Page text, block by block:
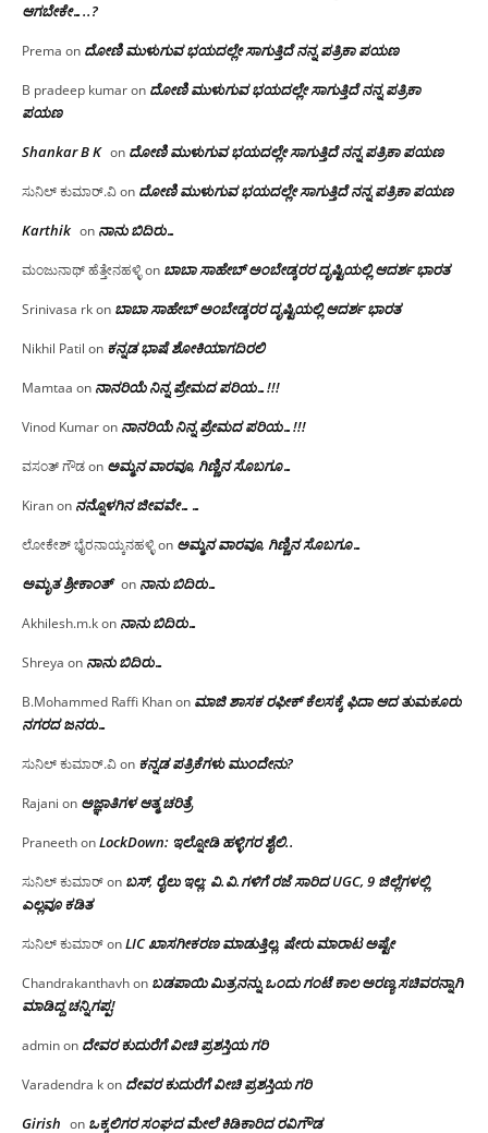
ಆಗಬೇಕೇ…..?‌
Prema on ದೋಣಿ ಮುಳುಗುವ ಭಯದಲ್ಲೇ ಸಾಗುತ್ತಿದೆ ನನ್ನ ಪತ್ರಿಕಾ ಪಯಣ
B pradeep kumaron ದೋಣಿ ಮುಳುಗುವ ಭಯದಲ್ಲೇ ಸಾಗುತ್ತಿದೆ ನನ್ನ ಪತ್ರಿಕಾ
ಪಯಣ
Shankar B K on ದೋಣಿ ಮುಳುಗುವ ಭಯದಲ್ಲೇ ಸಾಗುತ್ತಿದೆ ನನ್ನ ಪತ್ರಿಕಾ ಪಯಣ
ಸುನಿಲ್ ಕುಮಾರ್.ವಿon ದೋಣಿ ಮುಳುಗುವ ಭಯದಲ್ಲೇ ಸಾಗುತ್ತಿದೆ ನನ್ನ ಪತ್ರಿಕಾ ಪಯಣ
Karthik on ನಾನು ಬಿದಿರು…
ಮಂಜುನಾಥ್ ಹೆತ್ತೇನಹಳ್ಳಿon ಬಾಬಾ ಸಾಹೇಬ್ ಅಂಬೇಡ್ಕರರ ದೃಷ್ಟಿಯಲ್ಲಿ ಆದರ್ಶ ಭಾರತ
Srinivasa rkon ಬಾಬಾ ಸಾಹೇಬ್ ಅಂಬೇಡ್ಕರರ ದೃಷ್ಟಿಯಲ್ಲಿ ಆದರ್ಶ ಭಾರತ
Nikhil Patil on ಕನ್ನಡ ಭಾಷೆ ಶೋಕಿಯಾಗದಿರಲಿ
Mamtaa on ನಾನರಿಯೆ ನಿನ್ನ ಪ್ರೇಮದ ಪರಿಯ…!!!
Vinod Kumaron ನಾನರಿಯೆ ನಿನ್ನ ಪ್ರೇಮದ ಪರಿಯ…!!!
ವಸಂತ್ ಗೌಡon ಅಮ್ಮನ ವಾರವೂ, ಗಿಣ್ಣಿನ ಸೊಬಗೂ…
Kiranon ನನ್ನೊಳಗಿನ ಜೀವವೇ……
ಲೋಕೇಶ್ ಭೈರನಾಯ್ಕನಹಳ್ಳಿon ಅಮ್ಮನ ವಾರವೂ, ಗಿಣ್ಣಿನ ಸೊಬಗೂ…
ಅಮೃತ ಶ್ರೀಕಾಂತ್ on ನಾನು ಬಿದಿರು…
Akhilesh.m.kon ನಾನು ಬಿದಿರು…
Shreya on ನಾನು ಬಿದಿರು…
B.Mohammed Raffi Khanon ಮಾಜಿ ಶಾಸಕ ರಫೀಕ್ ಕೆಲಸಕ್ಕೆ ಫಿದಾ ಆದ ತುಮಕೂರು
ನಗರದ ಜನರು…
ಸುನಿಲ್ ಕುಮಾರ್.ವಿon ಕನ್ನಡ ಪತ್ರಿಕೆಗಳು ಮುಂದೇನು?
Rajani on ಅಜ್ಞಾತಿಗಳ ಆತ್ಮ ಚರಿತ್ರೆ
PraneethonLockDown: ಇಲ್ನೋಡಿ ಹಳ್ಳಿಗರ ಶೈಲಿ..
ಸುನಿಲ್ ಕುಮಾರ್on ಬಸ್, ರೈಲು ಇಲ್ಲ; ವಿ.ವಿ.ಗಳಿಗೆ ರಜೆ ಸಾರಿದ UGC, 9 ಜಿಲ್ಲೆಗಳಲ್ಲಿ
ಎಲ್ಲವೂ ಕಡಿತ
ಸುನಿಲ್ ಕುಮಾರ್onLIC ಖಾಸಗೀಕರಣ ಮಾಡುತ್ತಿಲ್ಲ, ಷೇರು ಮಾರಾಟ ಅಷ್ಟೇ
Chandrakanthavhon ಬಡಪಾಯಿ ಮಿತ್ರನನ್ನು ಒಂದು ಗಂಟೆ ಕಾಲ ಅರಣ್ಯ ಸಚಿವರನ್ನಾಗಿ
ಮಾಡಿದ್ದ ಚನ್ನಿಗಪ್ಪ!
adminon ದೇವರ ಕುದುರೆಗೆ ವೀಚಿ ಪ್ರಶಸ್ತಿಯ ಗರಿ
Varadendra kon ದೇವರ ಕುದುರೆಗೆ ವೀಚಿ ಪ್ರಶಸ್ತಿಯ ಗರಿ
Girish on ಒಕ್ಕಲಿಗರ ಸಂಘದ ಮೇಲೆ ಕಿಡಿಕಾರಿದ ರವಿಗೌಡ